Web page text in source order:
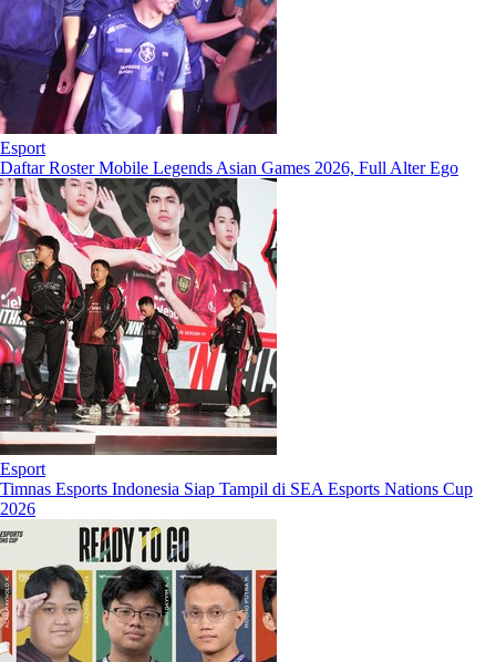
Esport
Daftar Roster Mobile Legends Asian Games 2026, Full Alter Ego
Esport
Timnas Esports Indonesia Siap Tampil di SEA Esports Nations Cup
2026